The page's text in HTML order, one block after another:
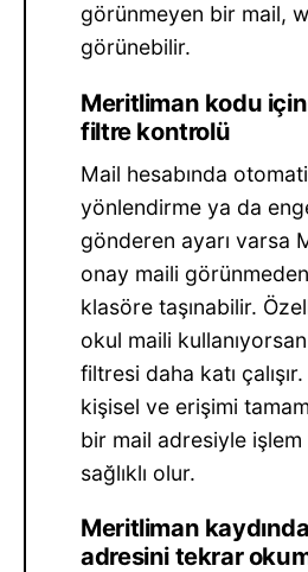
görünmeyen bir mail,
görünebilir.
Meritliman kodu
filtre kontrolü
Mail hesabında
yönlendirme ya da
gönderen ayarı varsa
onay maili
klasöre taşınabilir.
okul maili
filtresi daha katı
kişisel ve erişimi
bir mail adresiyle
sağlıklı olur.
Meritliman
adresini tekrar